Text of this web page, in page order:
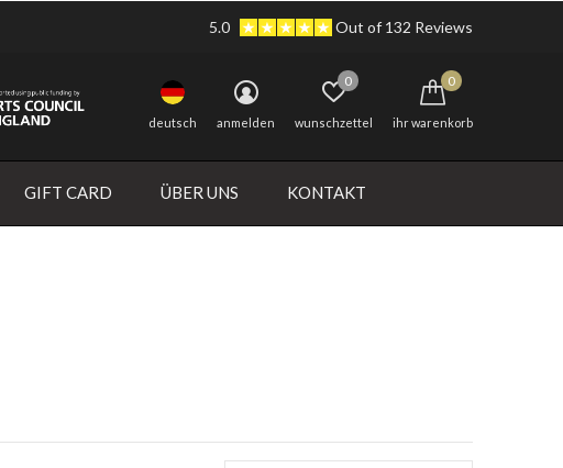
GIFT CARD ÜBER UNS KONTAKT
deutsch anmelden wunschzettel
0
ihr warenkorb
0
5.0 Out of 132 Reviews